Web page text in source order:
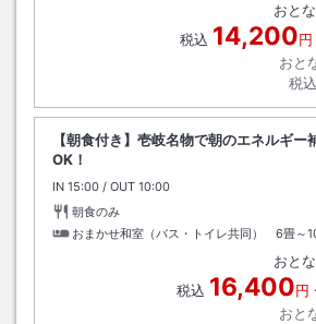
おとな
税込 14,200円
おと
税込
【朝食付き】壱岐名物で朝のエネルギー
OK！
IN チェックイン
15:00 / OUT チェックアウト
10:00
朝食のみ
おまかせ和室（バス・トイレ共同） 6畳～
おとな
税込 16,400円
おと